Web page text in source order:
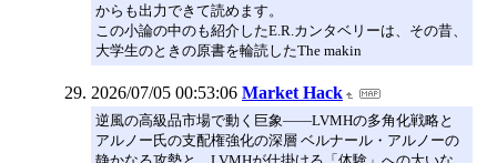
からも出力できて読めます。
この小論の中のも紹介したE.R.カンタベリーは、その昔、
大学生のときの原書を輪読したThe makin
2026/07/05 00:53:06 Market Hack
逆風の高級品市場で動く巨象――LVMHの多角化戦略と
アルノー氏の支配権強化の深層 ベルナール・アルノーの